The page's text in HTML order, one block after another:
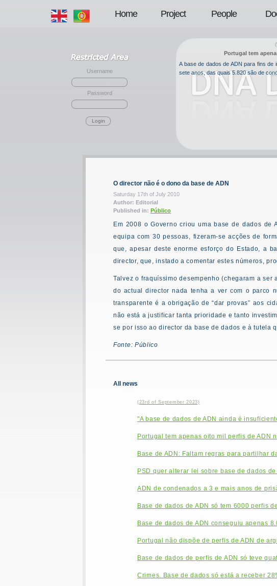
Portugal tem
A base de dados de ADN para fins de
sete anos, das quais 5.820 são de
Username
Password
Login
Home Project People
O director não é o dono da base de ADN
Saturday 17th of July 2010
Author: Editorial
Published in: Público
Em 2008 o Governo criou uma base de dados de
equipa com 30 pessoas, fizeram-se acções de
que, apesar deste enorme esforço do Estado, a
director, que, instado a comentar estes números,
Talvez o fraquíssimo desempenho (chegaram a
do actual director nada tenha a ver com o parco
transparente é a obrigação de “dar provas” aos
não está a justificar tanta prioridade e tanto
se por isso ao director da base de dados e à tutela
Fonte: Público
All news
(23rd of September 2023)
"A base de dados de ADN ainda é
Portugal tem apenas oito mil perfis de ADN
Base de ADN: Faltam regras para partilhar
PSD quer alterar lei sobre base de dados de
ADN de condenados a 3 e mais anos de
Base de dados de ADN só tem 6000 perfis
Base de dados de ADN conseguiu apenas
Portugal não dispõe de perfis de ADN de
Base de dados de perfis de ADN só teve
Crimes. Base de dados só está a receber